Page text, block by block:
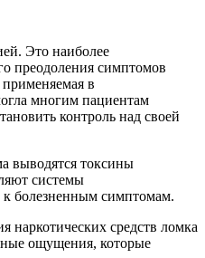
Это наиболее
преодоления симптомов
в
многим пациентам
контроль над своей
выводятся токсины
системы
к болезненным симптомам.
наркотических средств ломка
ощущения, которые